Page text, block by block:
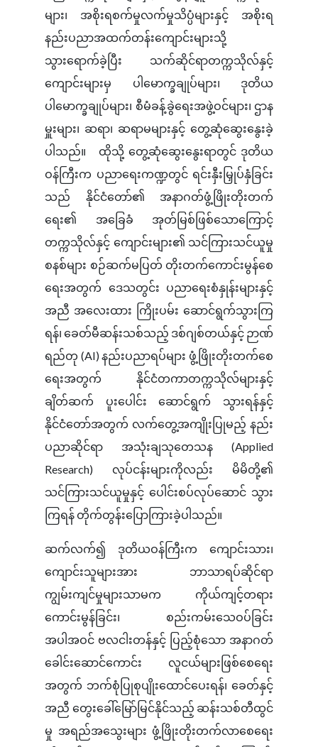
များ၊ အစိုးရစက်မှုလက်မှုသိပ္ပံများနှင့် အစိုးရ
နည်းပညာအထက်တန်းကျောင်းများသို့
သွားရောက်ခဲ့ပြီး သက်ဆိုင်ရာတက္ကသိုလ်နှင့်
ကျောင်းများမှ ပါမောက္ခချုပ်များ၊ ဒုတိယ
ပါမောက္ခချုပ်များ၊ စီမံခန့်ခွဲရေးအဖွဲ့ဝင်များ၊ ဌာန
မှူးများ၊ ဆရာ၊ ဆရာမများနှင့် တွေ့ဆုံဆွေးနွေးခဲ့
ပါသည်။ ထိုသို့ တွေ့ဆုံဆွေးနွေးရာတွင် ဒုတိယ
ဝန်ကြီးက ပညာရေးကဏ္ဍတွင် ရင်းနှီးမြှုပ်နှံခြင်း
သည် နိုင်ငံတော်၏ အနာဂတ်ဖွံ့ဖြိုးတိုးတက်
ရေး၏ အခြေခံ အုတ်မြစ်ဖြစ်သောကြောင့်
တက္ကသိုလ်နှင့် ကျောင်းများ၏ သင်ကြားသင်ယူမှု
စနစ်များ စဉ်ဆက်မပြတ် တိုးတက်ကောင်းမွန်စေ
ရေးအတွက် ဒေသတွင်း ပညာရေးစံနှုန်းများနှင့်
အညီ အလေးထား ကြိုးပမ်း ဆောင်ရွက်သွားကြ
ရန်၊ ခေတ်မီဆန်းသစ်သည့် ဒစ်ဂျစ်တယ်နှင့် ဉာဏ်
ရည်တု (AI) နည်းပညာရပ်များ ဖွံ့ဖြိုးတိုးတက်စေ
ရေးအတွက် နိုင်ငံတကာတက္ကသိုလ်များနှင့်
ချိတ်ဆက် ပူးပေါင်း ဆောင်ရွက် သွားရန်နှင့်
နိုင်ငံတော်အတွက် လက်တွေ့အကျိုးပြုမည့် နည်း
ပညာဆိုင်ရာ အသုံးချသုတေသန (Applied
Research) လုပ်ငန်းများကိုလည်း မိမိတို့၏
သင်ကြားသင်ယူမှုနှင့် ပေါင်းစပ်လုပ်ဆောင် သွား
ကြရန် တိုက်တွန်းပြောကြားခဲ့ပါသည်။
ဆက်လက်၍ ဒုတိယဝန်ကြီးက ကျောင်းသား၊
ကျောင်းသူများအား ဘာသာရပ်ဆိုင်ရာ
ကျွမ်းကျင်မှုများသာမက ကိုယ်ကျင့်တရား
ကောင်းမွန်ခြင်း၊ စည်းကမ်းသေဝပ်ခြင်း
အပါအဝင် ဗလငါးတန်နှင့် ပြည့်စုံသော အနာဂတ်
ခေါင်းဆောင်ကောင်း လူငယ်များဖြစ်စေရေး
အတွက် ဘက်စုံပြုစုပျိုးထောင်ပေးရန်၊ ခေတ်နှင့်
အညီ တွေးခေါ်မြော်မြင်နိုင်သည့် ဆန်းသစ်တီထွင်
မှု အရည်အသွေးများ ဖွံ့ဖြိုးတိုးတက်လာစေရေး